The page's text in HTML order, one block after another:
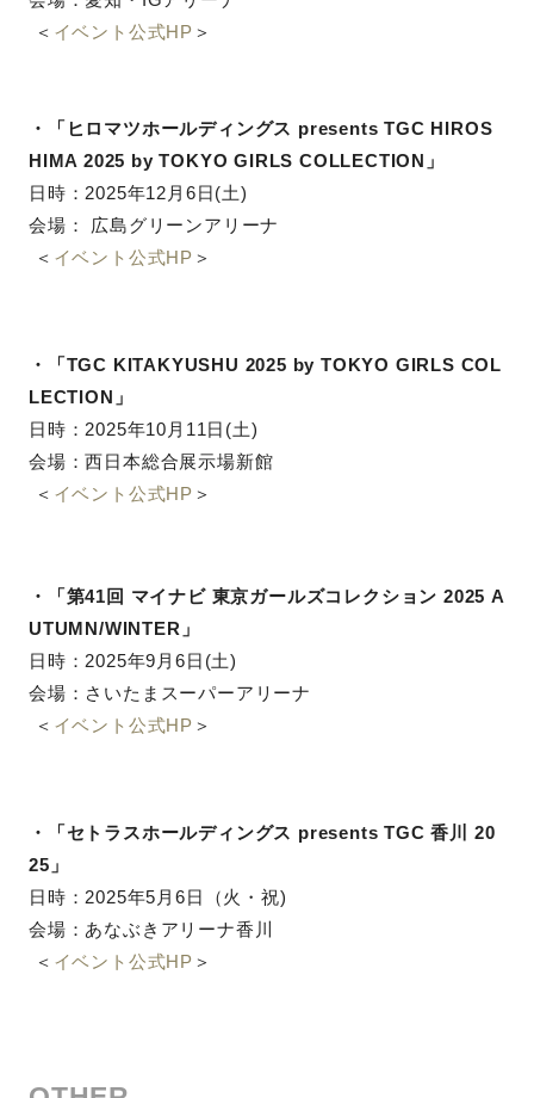
＜ イベント公式HP ＞
・「ヒロマツホールディングス presents TGC HIROS
HIMA 2025 by TOKYO GIRLS COLLECTION」
日時： 2025年12月6日(土)
会場： 広島グリーンアリーナ
＜ イベント公式HP ＞
・「TGC KITAKYUSHU 2025 by TOKYO GIRLS COL
LECTION」
日時： 2025年10月11日(土)
会場：西日本総合展示場新館
＜ イベント公式HP ＞
・「第41回 マイナビ 東京ガールズコレクション 2025 A
UTUMN/WINTER」
日時： 2025年9月6日(土)
会場：さいたまスーパーアリーナ
＜ イベント公式HP ＞
・「セトラスホールディングス presents TGC 香川 20
25」
日時：2025年5月6日（火・祝)
会場：あなぶきアリーナ香川
＜ イベント公式HP ＞